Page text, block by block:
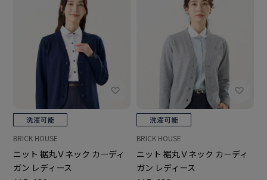
BRICK HOUSE
ニット 裾丸Ｖネック カーディ
ガン レディース
BRICK HOUSE
ニット 裾丸Ｖネック カーディ
ガン レディース